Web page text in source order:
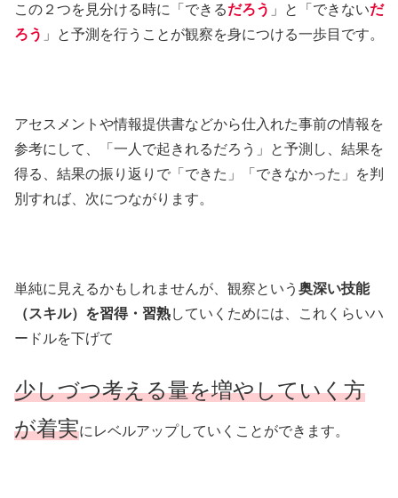
この２つを見分ける時に「できるだろう 」と「できないだ
ろう 」と予測を行うことが観察を身につける一歩目です。
アセスメントや情報提供書などから仕入れた事前の情報を
参考にして、「一人で起きれるだろう」と予測し、結果を
得る、結果の振り返りで「できた」「できなかった」を判
別すれば、次につながります。
単純に見えるかもしれませんが、観察という 奥深い技能
（スキル）を習得・習熟していくためには、これくらいハ
ードルを下げて
少しづつ考える量を増やしていく方
が着実にレベルアップしていくことができます。